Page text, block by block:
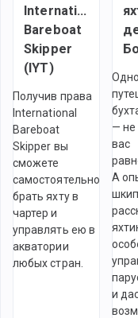
International
Bareboat
Skipper
(IYT)
Получив права
International
Bareboat
Skipper вы
сможете
самостоятельно
брать яхту в
чартер и
управлять ею в
акватории
любых стран.
— не
вас
А
и